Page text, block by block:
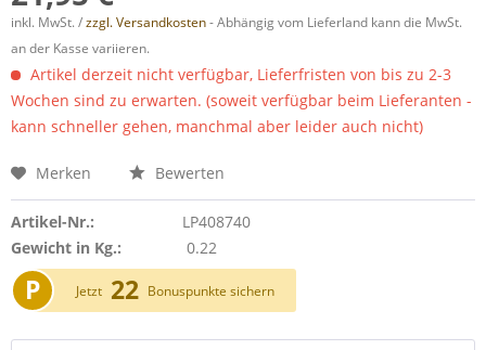
inkl. MwSt. /zzgl. Versandkosten- Abhängig vom Lieferland kann die MwSt.
an der Kasse variieren.
Artikel derzeit nicht verfügbar, Lieferfristen von bis zu 2-3
Wochen sind zu erwarten. (soweit verfügbar beim Lieferanten -
kann schneller gehen, manchmal aber leider auch nicht)
Merken Bewerten
Artikel-Nr.:
LP408740
Gewicht in Kg.:
0.22
P Jetzt 22 Bonuspunkte sichern